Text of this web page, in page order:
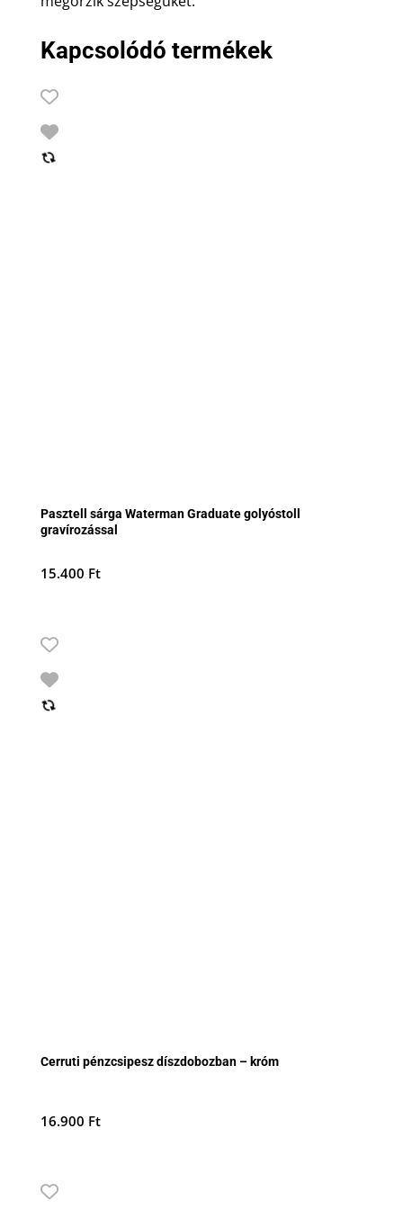
Kapcsolódó termékek
Pasztell sárga Waterman Graduate golyóstoll
gravírozással
15.400 Ft
Cerruti pénzcsipesz díszdobozban – króm
16.900 Ft